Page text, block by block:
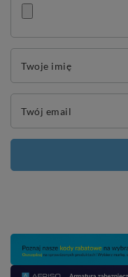
Twoje imię
Twój email